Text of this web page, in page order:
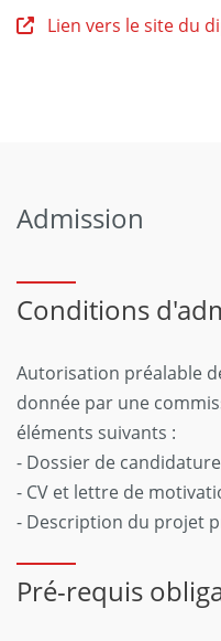
Lien vers le site du
Admission
Conditions
Autorisation préalable
donnée par une
éléments suivants :
- Dossier de candidature
- CV et lettre de
- Description du projet
Pré-requis